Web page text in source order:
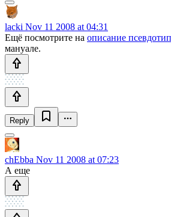
lacki Nov 11 2008 at 04:31
Ещё посмотрите на описание
мануале.
Reply
chEbba Nov 11 2008 at 07:23
А еще